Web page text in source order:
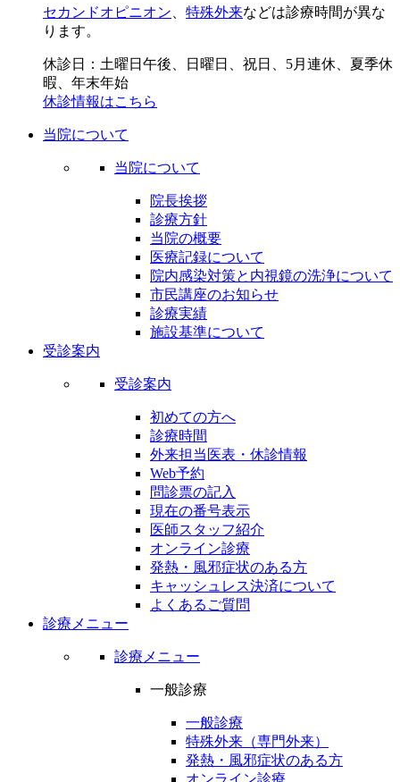
セカンドオピニオン 特殊外来などは診療時間が異な
ります。
休診日：土曜日午後、日曜日、祝日、5月連休、夏季休
暇、年末年始
休診情報はこちら
当院について
当院について
院長挨拶
診療方針
当院の概要
医療記録について
院内感染対策と内視鏡の洗浄について
市民講座のお知らせ
診療実績
施設基準について
受診案内
受診案内
初めての方へ
診療時間
外来担当医表・休診情報
Web予約
問診票の記入
現在の番号表示
医師スタッフ紹介
オンライン診療
発熱・風邪症状のある方
キャッシュレス決済について
よくあるご質問
診療メニュー
診療メニュー
一般診療
一般診療
特殊外来（専門外来）
発熱・風邪症状のある方
オンライン診療